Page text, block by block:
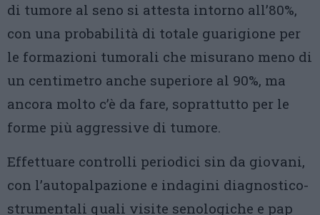
di tumore al seno si attesta intorno all’80%,
con una probabilità di totale guarigione per
le formazioni tumorali che misurano meno di
un centimetro anche superiore al 90%, ma
ancora molto c’è da fare, soprattutto per le
forme più aggressive di tumore.
Effettuare controlli periodici sin da giovani,
con l’autopalpazione e indagini diagnostico-
strumentali quali visite senologiche e pap